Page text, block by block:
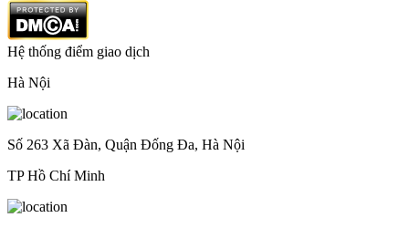
Hệ thống điểm giao dịch
Hà Nội
Số 263 Xã Đàn, Quận Đống Đa, Hà Nội
TP Hồ Chí Minh